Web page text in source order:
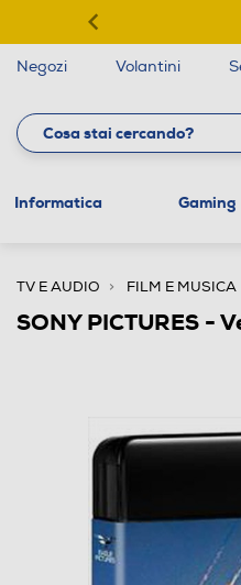
Negozi Volantini
Informatica Gaming
TV E AUDIO FILM E MUSICA
SONY PICTURES -